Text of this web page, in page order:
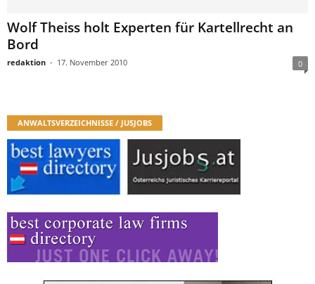
Wolf Theiss holt Experten für Kartellrecht an
Bord
redaktion - 17. November 2010 0
ANWALTSVERZEICHNISSE / JUSJOBS